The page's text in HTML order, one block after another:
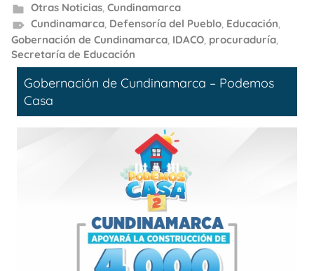
Otras Noticias, Cundinamarca
Cundinamarca, Defensoría del Pueblo, Educación,
Gobernación de Cundinamarca, IDACO, procuraduría,
Secretaría de Educación
Gobernación de Cundinamarca – Podemos
Casa